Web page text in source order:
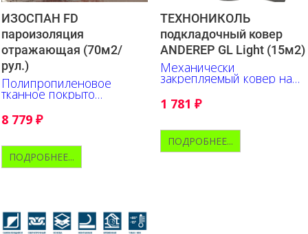
ИЗОСПАН FD
пароизоляция
отражающая (70м2/
рул.)
Полипропиленовое
тканное покрыто
полипропиленовой
пленкой
8 779 ₽
ПОДРОБНЕЕ...
ТЕХНОНИКОЛЬ
подкладочный ковер
ANDEREP GL Light (15м2)
Механически
закрепляемый ковер на
Верх - полипропилен.
1 781 ₽
ПОДРОБНЕЕ...